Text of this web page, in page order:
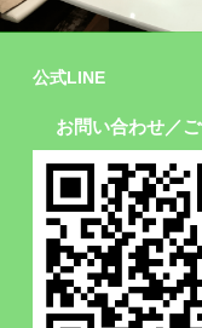
施設
公式LINE
お問い合わせ／